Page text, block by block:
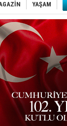
YAŞAM